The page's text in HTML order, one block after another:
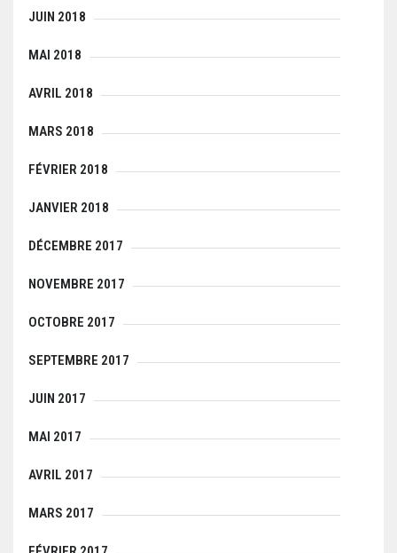
JUIN 2018
MAI 2018
AVRIL 2018
MARS 2018
FÉVRIER 2018
JANVIER 2018
DÉCEMBRE 2017
NOVEMBRE 2017
OCTOBRE 2017
SEPTEMBRE 2017
JUIN 2017
MAI 2017
AVRIL 2017
MARS 2017